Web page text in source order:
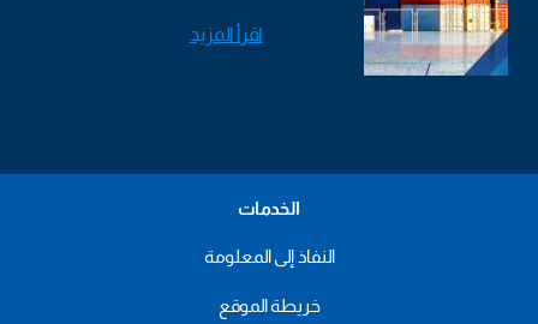
اقرأ المزيد
الخدمات
النفاذ إلى المعلومة
خريطة الموقع